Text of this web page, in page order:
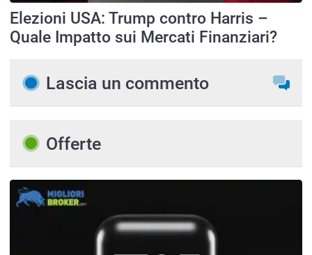
Elezioni USA: Trump contro Harris –
Quale Impatto sui Mercati Finanziari?
Lascia un commento
Offerte